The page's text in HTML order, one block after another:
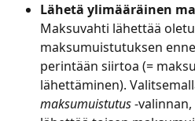
Lähetä ylimääräinen
Maksuvahti lähettää
maksumuistutuksen
perintään siirtoa (=
lähettäminen).
maksumuistutus -